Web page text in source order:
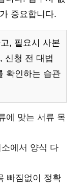
중요합니다.
, 필요시 사본
신청 전 대법
확인하는 습관
에 맞는 서류 목
에서 양식 다
빠짐없이 정확